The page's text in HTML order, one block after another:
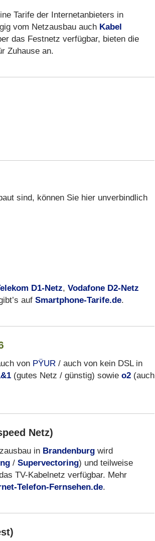
Tarife der Internetanbieters in
vom Netzausbau auch Kabel
das Festnetz verfügbar, bieten die
Zuhause an.
sind, können Sie hier unverbindlich
D1-Netz, Vodafone D2-Netz
auf Smartphone-Tarife.de.
von PŸUR / auch von kein DSL in
(gutes Netz / günstig) sowie o2 (auch
Netz)
in Brandenburg wird
/ Supervectoring) und teilweise
TV-Kabelnetz verfügbar. Mehr
Telefon-Fernsehen.de.